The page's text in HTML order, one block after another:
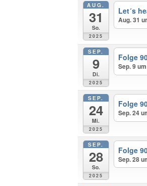
AUG.
31
So.
2025
Let´s
Aug. 31
SEP.
9
Di.
2025
Folge
Sep. 9
SEP.
24
Mi.
2025
Folge
Sep. 24
SEP.
28
So.
2025
Folge
Sep. 28